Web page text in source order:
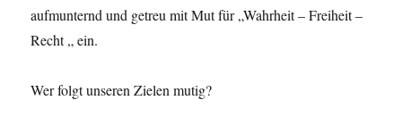
aufmunternd und getreu mit Mut für „Wahrheit – Freiheit –
Recht „ ein.
Wer folgt unseren Zielen mutig?